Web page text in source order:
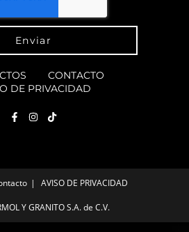
Enviar
CONTACTO
DE PRIVACIDAD
AVISO DE PRIVACIDAD
Y GRANITO S.A. de C.V.